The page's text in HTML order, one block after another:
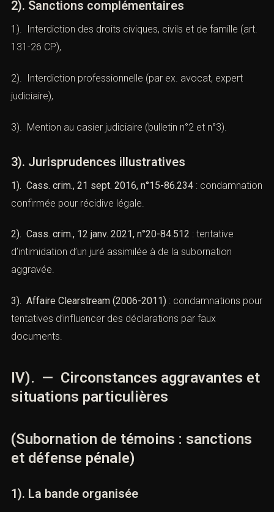
En cas de circonstances aggravantes :10 ans et 150
000 €.
2). Sanctions complémentaires
(art. 131-26 CP),
2). Interdiction professionnelle (par ex. avocat, expert
judiciaire),
3). Mention au casier judiciaire (bulletin n°2 et n°3).
3). Jurisprudences illustratives
1). Cass. crim., 21 sept. 2016, n°15-86.234
2). Cass. crim., 12 janv. 2021, n°20-84.512: tentative
d’intimidation d’un juré assimilée à de la subornation
3). Affaire Clearstream (2006-2011): condamnations
pour tentatives d’influencer des déclarations par faux
IV). — Circonstances aggravantes